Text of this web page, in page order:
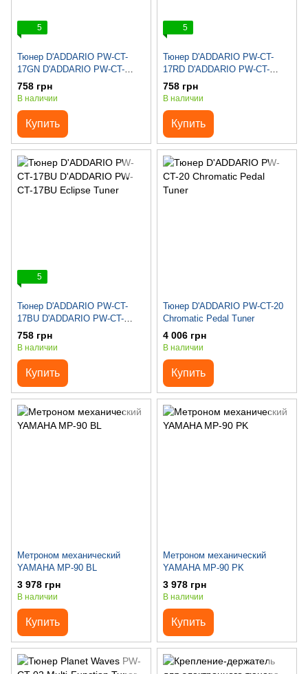
5
Тюнер D'ADDARIO PW-CT-
17GN D'ADDARIO PW-CT-
17GN Eclipse Tuner
758 грн
В наличии
Купить
5
Тюнер D'ADDARIO PW-CT-
17RD D'ADDARIO PW-CT-
17RD Eclipse Tuner
758 грн
В наличии
Купить
5
Тюнер D'ADDARIO PW-CT-
17BU D'ADDARIO PW-CT-
17BU Eclipse Tuner
758 грн
В наличии
Купить
Тюнер D'ADDARIO PW-CT-20
Chromatic Pedal Tuner
4 006 грн
В наличии
Купить
Метроном механический
YAMAHA MP-90 BL
3 978 грн
В наличии
Купить
Метроном механический
YAMAHA MP-90 PK
3 978 грн
В наличии
Купить